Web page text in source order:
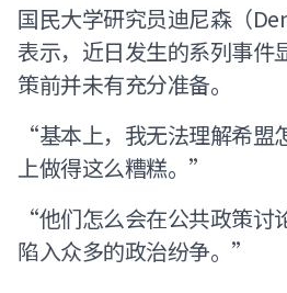
国民大学研究员迪尼森（
表示，近日发生的系列事件
策前并未有充分准备。
“基本上，我无法理解希盟
上做得这么糟糕。”
“他们怎么会在公共政策讨
陷入众多的政治纷争。”